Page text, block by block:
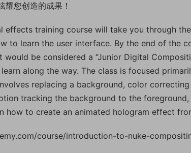
耀您创造的成果！
effects training course will take you through
to learn the user interface. By the end of the
would be considered a “Junior Digital
along the way. The class is focused
replacing a background, color
tracking the background to the
how to create an animated hologram effect
course/introduction-to-nuke-